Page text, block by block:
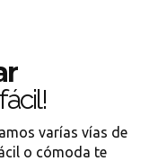
varías vías de
o cómoda te